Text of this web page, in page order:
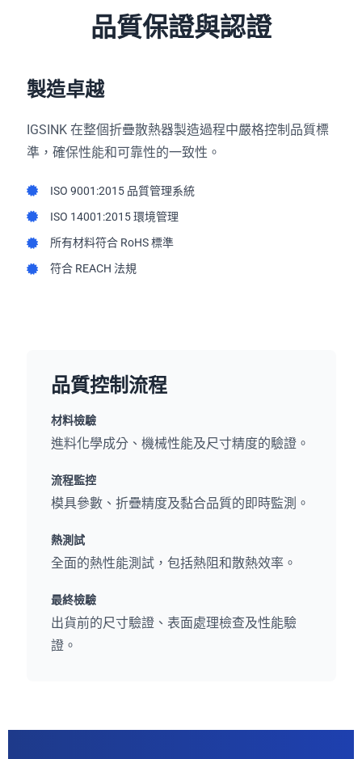
品質保證與認證
製造卓越
IGSINK 在整個折疊散熱器製造過程中嚴格控制品質標
準，確保性能和可靠性的一致性。
ISO 9001:2015 品質管理系統
ISO 14001:2015 環境管理
所有材料符合 RoHS 標準
符合 REACH 法規
品質控制流程
材料檢驗
進料化學成分、機械性能及尺寸精度的驗證。
流程監控
模具參數、折疊精度及黏合品質的即時監測。
熱測試
全面的熱性能測試，包括熱阻和散熱效率。
最終檢驗
出貨前的尺寸驗證、表面處理檢查及性能驗
證。